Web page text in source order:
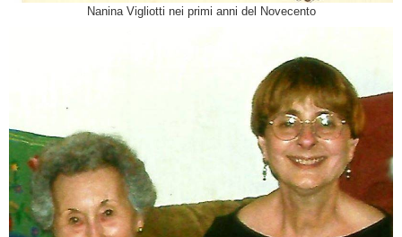
Nanina Vigliotti nei primi anni del Novecento